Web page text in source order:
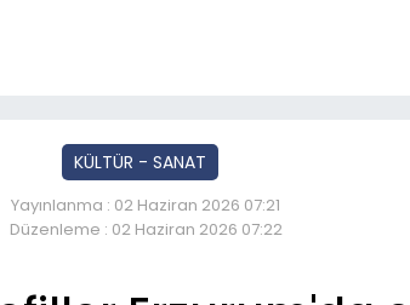
KÜLTÜR - SANAT
Yayınlanma : 02 Haziran 2026 07:21
Düzenleme : 02 Haziran 2026 07:22